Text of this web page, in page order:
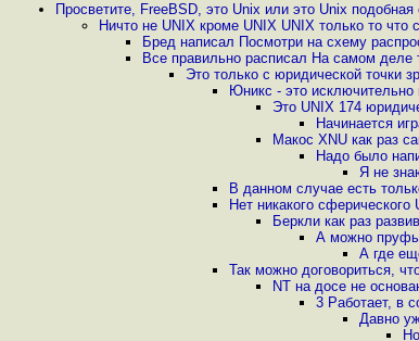
Просветите, FreeBSD, это Unix или это Unix
Ничто не UNIX кроме UNIX UNIX только то что
Бред написал Посмотри на схему
Все правильно расписал На самом
Это только с юридической точки
Юникс - это
Это UNIX 174
Начинается
Макос XNU как раз
Надо было
Я не
В данном случае есть
Нет никакого
Беркли как раз
А можно
А где
Так можно договориться,
NT на досе не
3 Работает, в
Давно